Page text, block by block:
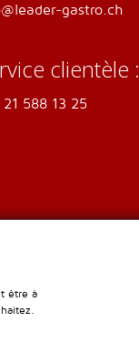
gastro.ch
clientèle :
21 588 13 25
être à